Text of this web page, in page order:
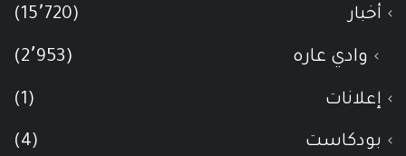
أخبار (15٬720)
وادي عاره (2٬953)
إعلانات (1)
بودكاست (4)